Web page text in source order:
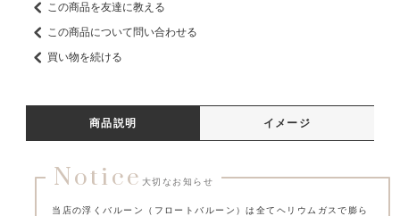
この商品を友達に教える
この商品について問い合わせる
買い物を続ける
商品説明 イメージ
Notice 大切なお知らせ
当店の浮くバルーン（フロートバルーン）は全てヘリウムガスで膨ら